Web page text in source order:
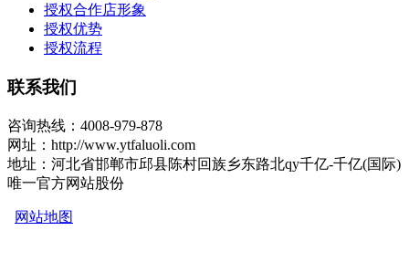
授权合作店形象
授权优势
授权流程
联系我们
咨询热线：4008-979-878
网址：http://www.ytfaluoli.com
地址：河北省邯郸市邱县陈村回族乡东路北qy千亿-千亿(国际)
唯一官方网站股份
网站地图